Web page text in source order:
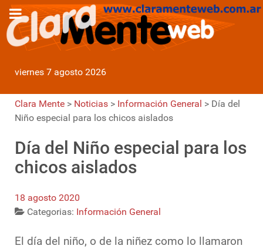
viernes 7 agosto 2026
Clara Mente > Noticias > Información General > Día del
Niño especial para los chicos aislados
Día del Niño especial para los
chicos aislados
18 agosto 2020
Categorias: Información General
El día del niño, o de la niñez como lo llamaron